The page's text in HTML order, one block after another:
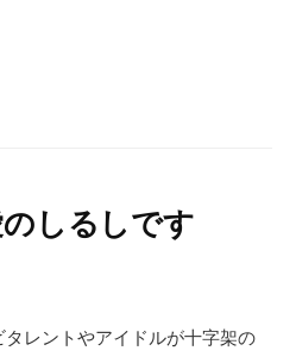
しるしです
レントやアイドルが十字架の